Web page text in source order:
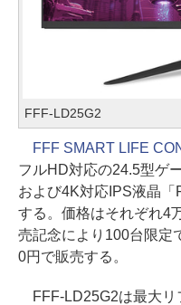
FFF-LD25G2
FFF SMART LIFE
フルHD対応の24.5型ゲ
および4K対応IPS液晶
する。価格はそれぞれ4
売記念により100台限定
0円で販売する。
FFF-LD25G2は最大リ